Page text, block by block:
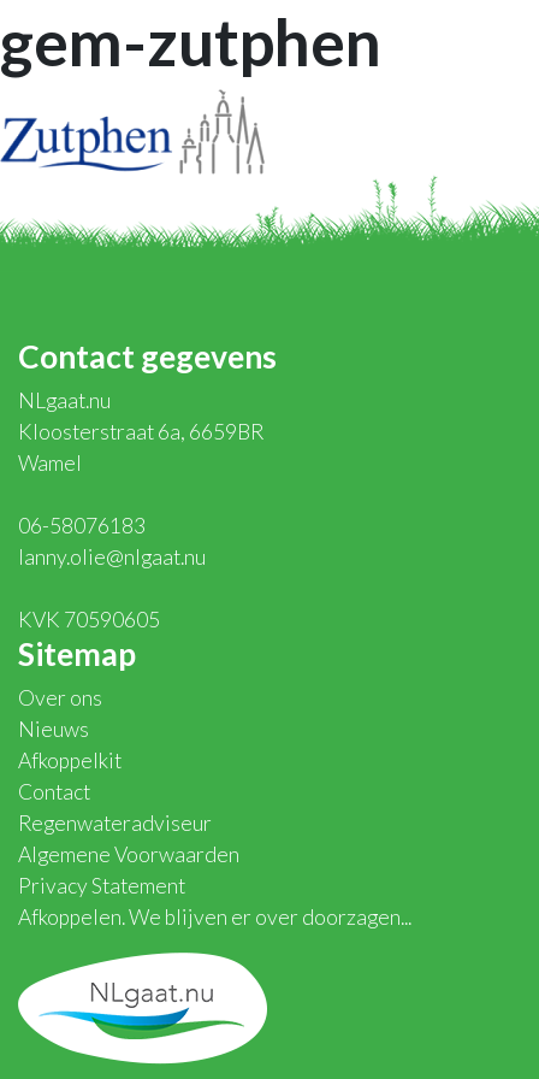
gem-zutphen
Contact gegevens
NLgaat.nu
Kloosterstraat 6a, 6659BR
Wamel
06-58076183
lanny.olie@nlgaat.nu
KVK 70590605
Sitemap
Over ons
Nieuws
Afkoppelkit
Contact
Regenwateradviseur
Algemene Voorwaarden
Privacy Statement
Afkoppelen. We blijven er over doorzagen...